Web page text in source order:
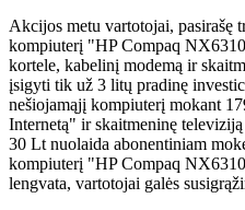
Akcijos metu vartotojai, pasirašę
kompiuterį "HP Compaq
kortele, kabelinį modemą ir
įsigyti tik už 3 litų pradinę
nešiojamąjį kompiuterį mokant
Internetą" ir skaitmeninę
30 Lt nuolaida abonentiniam
kompiuterį "HP Compaq
lengvata, vartotojai galės